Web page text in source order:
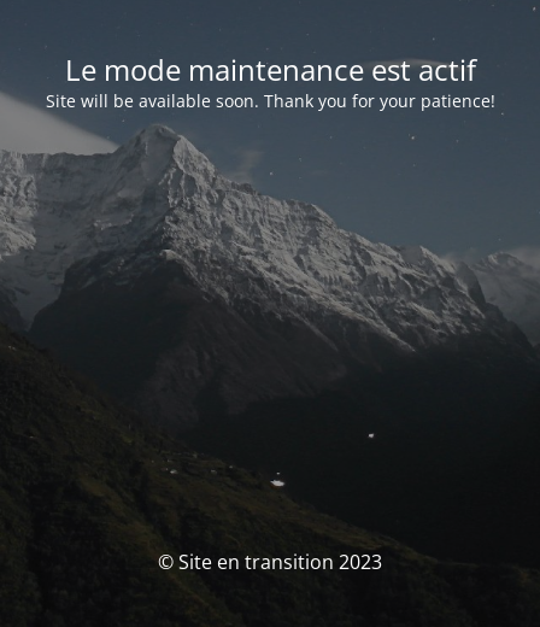
Le mode maintenance est actif
Site will be available soon. Thank you for your patience!
© Site en transition 2023